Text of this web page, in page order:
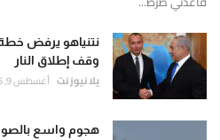
نتنياهو يرفض
وقف إطلاق النار
يلا نيوز نت أغسطس 9, 2026
هجوم واسع